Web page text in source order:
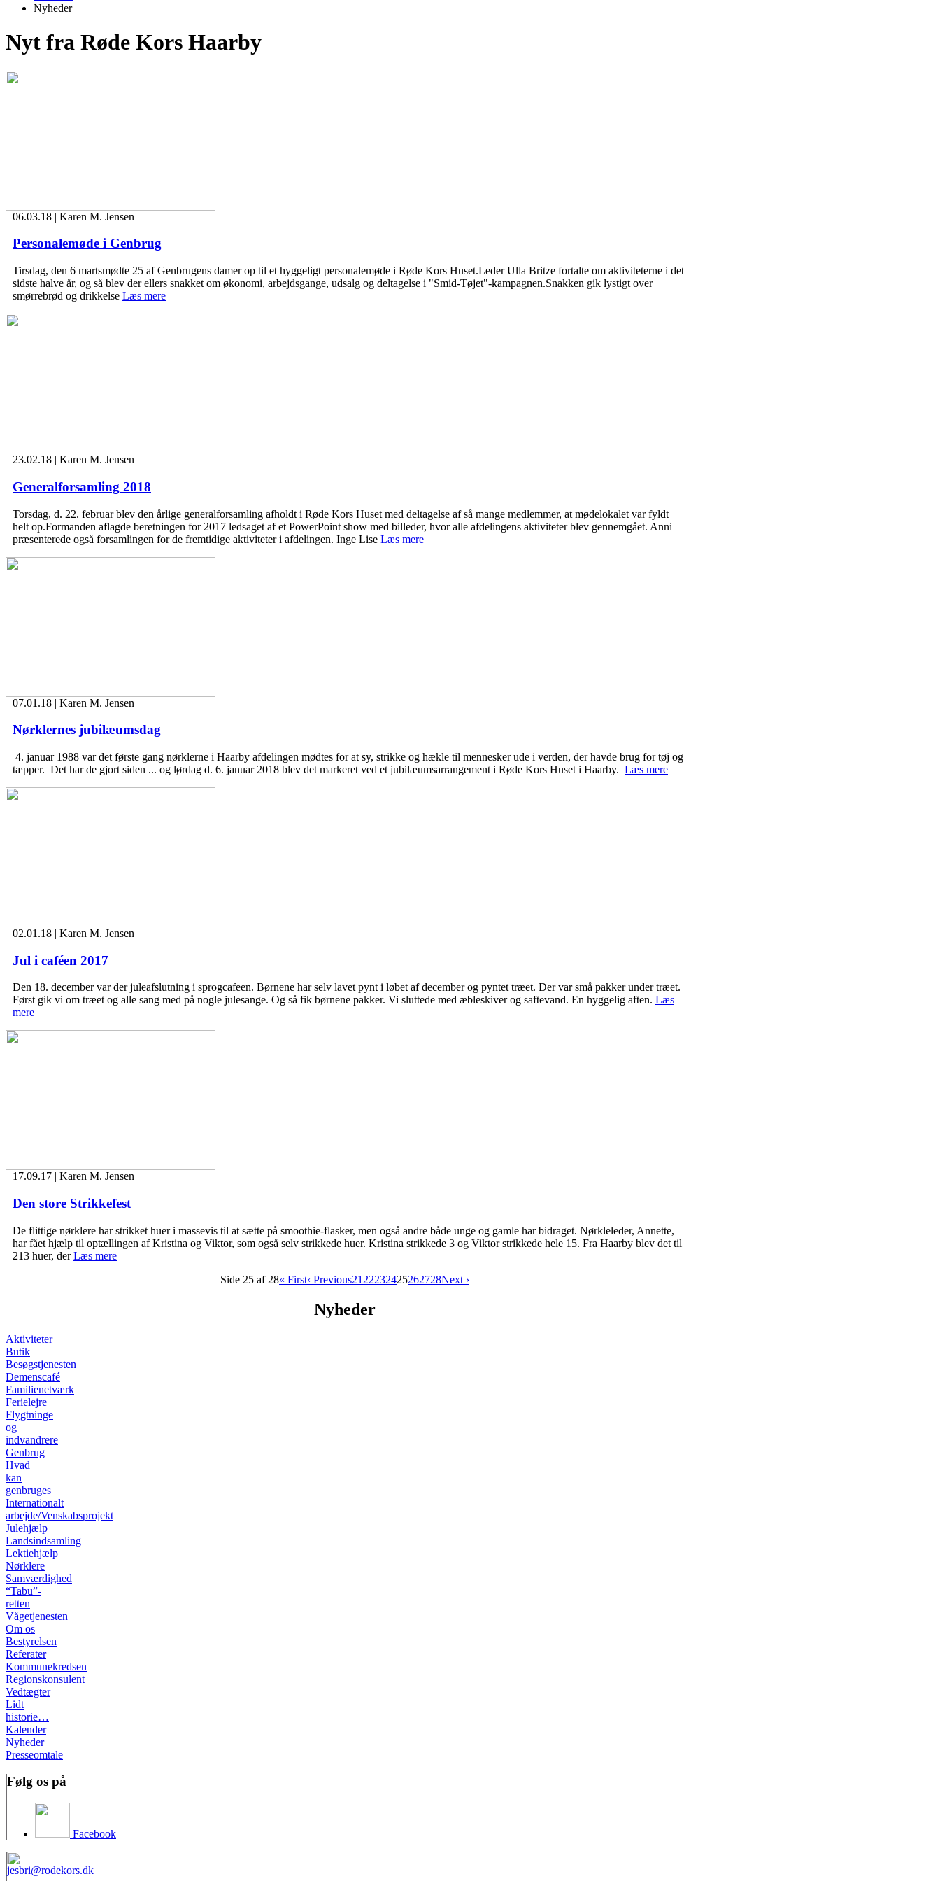
Nyheder
Nyt fra Røde Kors Haarby
06.03.18 | Karen M. Jensen
Personalemøde i Genbrug
Tirsdag, den 6 martsmødte 25 af Genbrugens damer op til et hyggeligt personalemøde i Røde Kors Huset.Leder Ulla Britze fortalte om aktiviteterne i det
sidste halve år, og så blev der ellers snakket om økonomi, arbejdsgange, udsalg og deltagelse i "Smid-Tøjet"-kampagnen.Snakken gik lystigt over
smørrebrød og drikkelse Læs mere
23.02.18 | Karen M. Jensen
Generalforsamling 2018
Torsdag, d. 22. februar blev den årlige generalforsamling afholdt i Røde Kors Huset med deltagelse af så mange medlemmer, at mødelokalet var fyldt
helt op.Formanden aflagde beretningen for 2017 ledsaget af et PowerPoint show med billeder, hvor alle afdelingens aktiviteter blev gennemgået. Anni
præsenterede også forsamlingen for de fremtidige aktiviteter i afdelingen. Inge Lise Læs mere
07.01.18 | Karen M. Jensen
Nørklernes jubilæumsdag
4. januar 1988 var det første gang nørklerne i Haarby afdelingen mødtes for at sy, strikke og hækle til mennesker ude i verden, der havde brug for tøj og
tæpper. Det har de gjort siden ... og lørdag d. 6. januar 2018 blev det markeret ved et jubilæumsarrangement i Røde Kors Huset i Haarby. Læs mere
02.01.18 | Karen M. Jensen
Jul i caféen 2017
Den 18. december var der juleafslutning i sprogcafeen. Børnene har selv lavet pynt i løbet af december og pyntet træet. Der var små pakker under træet.
Først gik vi om træet og alle sang med på nogle julesange. Og så fik børnene pakker. Vi sluttede med æbleskiver og saftevand. En hyggelig aften. Læs
mere
17.09.17 | Karen M. Jensen
Den store Strikkefest
De flittige nørklere har strikket huer i massevis til at sætte på smoothie-flasker, men også andre både unge og gamle har bidraget. Nørkleleder, Annette,
har fået hjælp til optællingen af Kristina og Viktor, som også selv strikkede huer. Kristina strikkede 3 og Viktor strikkede hele 15. Fra Haarby blev det til
213 huer, derLæs mere
Side 25 af 28« First‹ Previous21 22232425262728Next ›
Nyheder
Aktiviteter
Butik
Besøgstjenesten
Demenscafé
Familienetværk
Ferielejre
Flygtninge
og
indvandrere
Genbrug
Hvad
kan
genbruges
Internationalt
arbejde/Venskabsprojekt
Julehjælp
Landsindsamling
Lektiehjælp
Nørklere
Samværdighed
“Tabu”-
retten
Vågetjenesten
Om os
Bestyrelsen
Referater
Kommunekredsen
Regionskonsulent
Vedtægter
Lidt
historie…
Kalender
Nyheder
Presseomtale
Følg os på
Facebook
jesbri@rodekors.dk